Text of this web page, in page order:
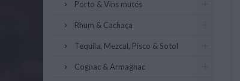
Porto & Vins mutés
Rhum & Cachaça
Tequila, Mezcal, Pisco & Sotol
Cognac & Armagnac